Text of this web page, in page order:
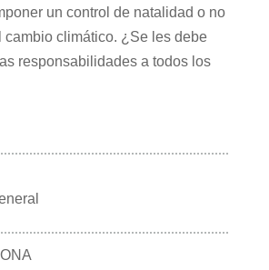
un control de natalidad o no
cambio climático. ¿Se les debe
responsabilidades a todos los